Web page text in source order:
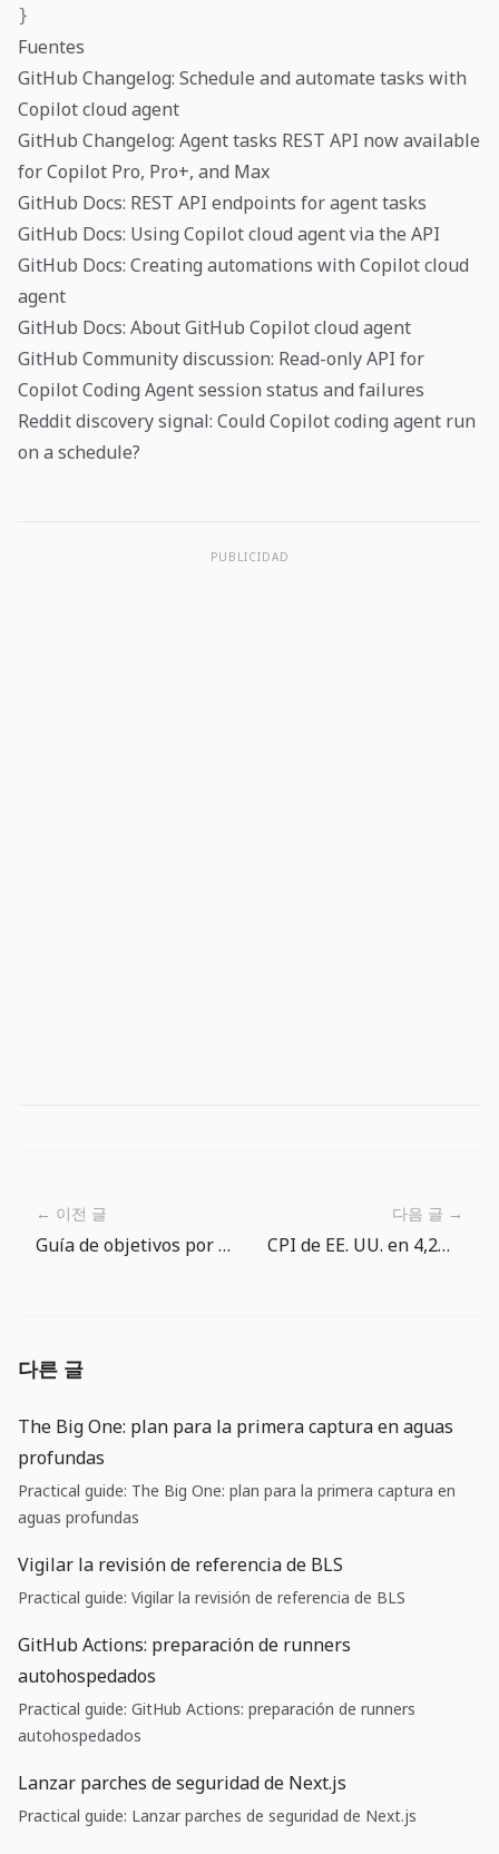
}
Fuentes
GitHub Changelog: Schedule and automate tasks with
Copilot cloud agent
GitHub Changelog: Agent tasks REST API now available
for Copilot Pro, Pro+, and Max
GitHub Docs: REST API endpoints for agent tasks
GitHub Docs: Using Copilot cloud agent via the API
GitHub Docs: Creating automations with Copilot cloud
agent
GitHub Docs: About GitHub Copilot cloud agent
GitHub Community discussion: Read-only API for
Copilot Coding Agent session status and failures
Reddit discovery signal: Could Copilot coding agent run
on a schedule?
PUBLICIDAD
← 이전 글
Guía de objetivos por arte de peces en The Big One
다음 글 →
CPI de EE. UU. en 4,2%: recalcula energia antes de apostar por recortes
다른 글
The Big One: plan para la primera captura en aguas
profundas
Practical guide: The Big One: plan para la primera captura en
aguas profundas
Vigilar la revisión de referencia de BLS
Practical guide: Vigilar la revisión de referencia de BLS
GitHub Actions: preparación de runners
autohospedados
Practical guide: GitHub Actions: preparación de runners
autohospedados
Lanzar parches de seguridad de Next.js
Practical guide: Lanzar parches de seguridad de Next.js